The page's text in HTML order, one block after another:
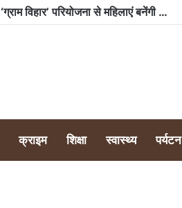
भारी बारिश के बावजूद टीम क्लीन नैनीताल ने लवर्स पॉइंट टैक्सी स्टैंड पर चलाया स्वच्छता अभियान, 350 किलो से अधिक कूड़ा किया एकत्र
क्राइम शिक्षा स्वास्थ्य पर्यटन